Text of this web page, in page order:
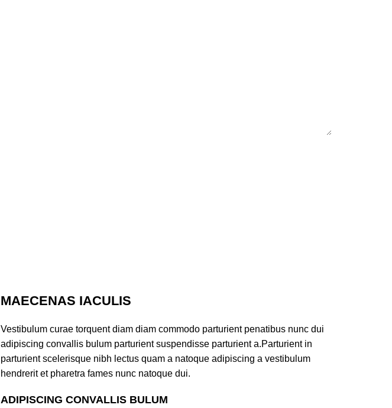
MAECENAS IACULIS
Vestibulum curae torquent diam diam commodo parturient penatibus nunc dui
adipiscing convallis bulum parturient suspendisse parturient a.Parturient in
parturient scelerisque nibh lectus quam a natoque adipiscing a vestibulum
hendrerit et pharetra fames nunc natoque dui.
ADIPISCING CONVALLIS BULUM